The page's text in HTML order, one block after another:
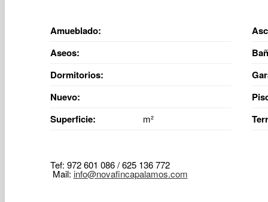
Amueblado:
Aseos:
Dormitorios:
Nuevo:
Superficie:
m²
Tef: 972 601 086 / 625 136 772
Mail: info@novafincapalamos.com